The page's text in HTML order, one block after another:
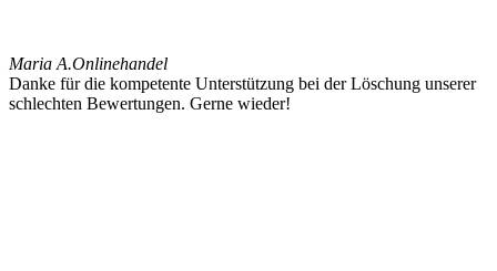
Maria A.Onlinehandel
Danke für die kompetente Unterstützung bei der Löschung unserer
schlechten Bewertungen. Gerne wieder!